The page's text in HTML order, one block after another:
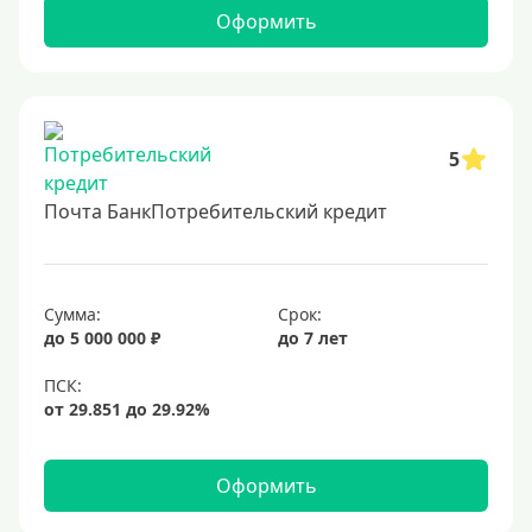
2500000 руб
3500000 руб
4 миллиона
4500000 руб
5500000 руб
6 млн
6500000 руб
7 миллионов
8 миллионов
9000000 руб
Оформить
5
Почта БанкПотребительский кредит
Сумма:
до 5 000 000 ₽
Срок:
до 7 лет
Оформить